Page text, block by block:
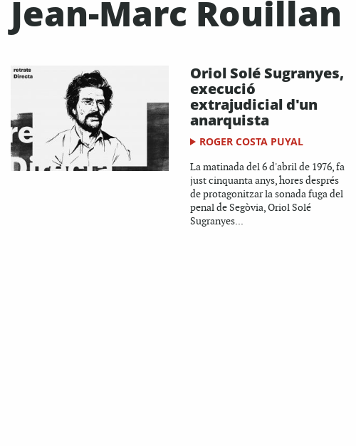
Jean-Marc Rouillan
Oriol Solé Sugranyes,
execució
extrajudicial d'un
anarquista
ROGER COSTA PUYAL
La matinada del 6 d'abril de 1976, fa
just cinquanta anys, hores després
de protagonitzar la sonada fuga del
penal de Segòvia, Oriol Solé
Sugranyes...